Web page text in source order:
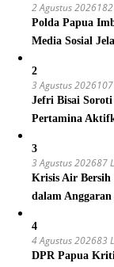
2 Agustus 2026
Polda Papua
Media Sosial
2
3 Agustus 2026
Jefri Bisai
Pertamina
3
3 Agustus 202687
Krisis Air Bersih
dalam
4
4 Agustus 202683
DPR Papua